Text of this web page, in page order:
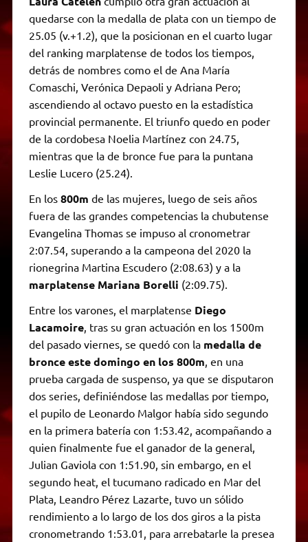
quedarse con la medalla de plata con un tiempo de
25.05 (v.+1.2), que la posicionan en el cuarto lugar
del ranking marplatense de todos los tiempos,
detrás de nombres como el de Ana María
Comaschi, Verónica Depaoli y Adriana Pero;
ascendiendo al octavo puesto en la estadística
provincial permanente. El triunfo quedo en poder
de la cordobesa Noelia Martínez con 24.75,
mientras que la de bronce fue para la puntana
Leslie Lucero (25.24).
En los 800m de las mujeres, luego de seis años
fuera de las grandes competencias la chubutense
Evangelina Thomas se impuso al cronometrar
2:07.54, superando a la campeona del 2020 la
rionegrina Martina Escudero (2:08.63) y a la
marplatense Mariana Borelli (2:09.75).
Entre los varones, el marplatense Diego
Lacamoire, tras su gran actuación en los 1500m
del pasado viernes, se quedó con la medalla de
bronce este domingo en los 800m , en una
prueba cargada de suspenso, ya que se disputaron
dos series, definiéndose las medallas por tiempo,
el pupilo de Leonardo Malgor había sido segundo
en la primera batería con 1:53.42, acompañando a
quien finalmente fue el ganador de la general,
Julian Gaviola con 1:51.90, sin embargo, en el
segundo heat, el tucumano radicado en Mar del
Plata, Leandro Pérez Lazarte, tuvo un sólido
rendimiento a lo largo de los dos giros a la pista
cronometrando 1:53.01, para arrebatarle la presea